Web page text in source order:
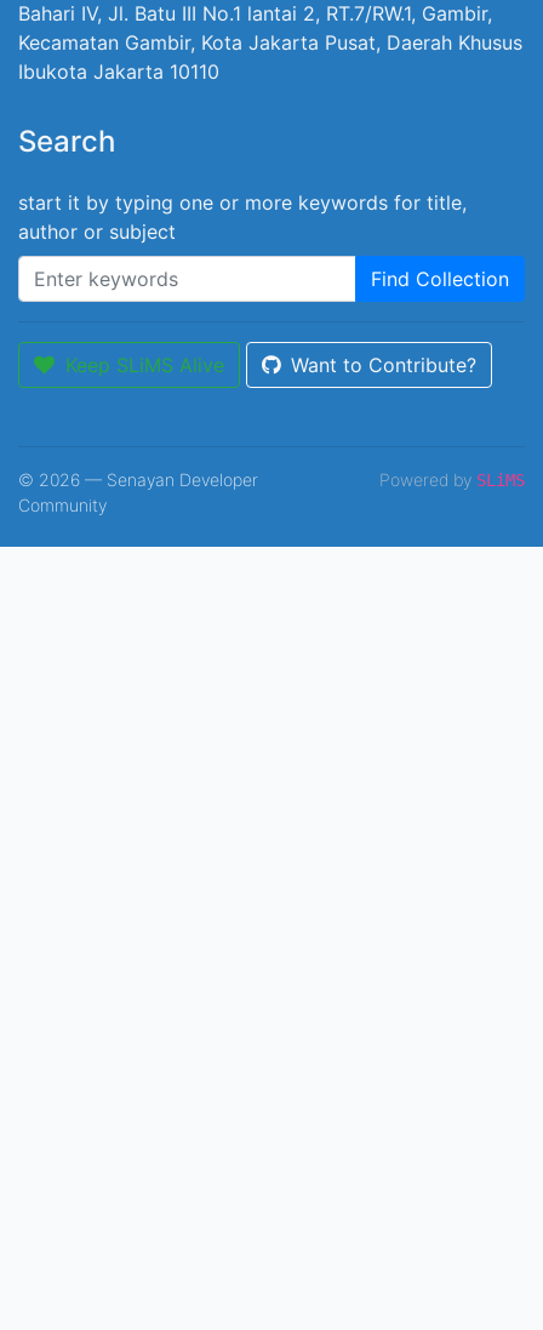
Bahari IV, Jl. Batu III No.1 lantai 2, RT.7/RW.1, Gambir,
Kecamatan Gambir, Kota Jakarta Pusat, Daerah Khusus
Ibukota Jakarta 10110
Search
start it by typing one or more keywords for title,
author or subject
Find Collection
Keep SLiMS Alive Want to Contribute?
© 2026 — Senayan Developer
Community
Powered by SLiMS